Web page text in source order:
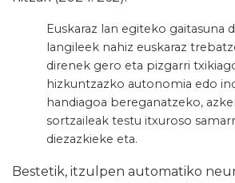
Euskaraz lan egiteko gaitasuna
langileek nahiz euskaraz
direnek gero eta pizgarri
hizkuntzazko autonomia edo
handiagoa bereganatzeko,
sortzaileak testu itxuroso
diezazkieke eta.
Bestetik, itzulpen automatiko